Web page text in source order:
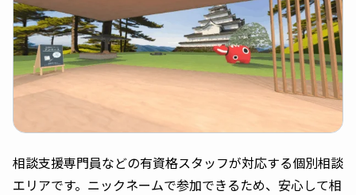
相談支援専門員などの有資格スタッフが対応する個別相談
エリアです。ニックネームで参加できるため、安心して相